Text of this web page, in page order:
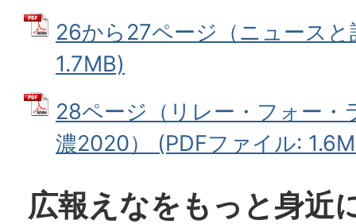
26から27ページ（ニュース
1.7MB)
28ページ（リレー・フォー・
濃2020） (PDFファイル:
広報えなをもっと身近